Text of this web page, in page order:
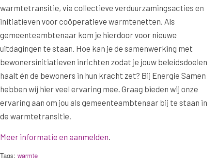
warmtetransitie, via collectieve verduurzamingsacties en
initiatieven voor coöperatieve warmtenetten. Als
gemeenteambtenaar kom je hierdoor voor nieuwe
uitdagingen te staan. Hoe kan je de samenwerking met
bewonersinitiatieven inrichten zodat je jouw beleidsdoelen
haalt én de bewoners in hun kracht zet? Bij Energie Samen
hebben wij hier veel ervaring mee. Graag bieden wij onze
ervaring aan om jou als gemeenteambtenaar bij te staan in
de warmtetransitie.
Meer informatie en aanmelden
Tags: warmte